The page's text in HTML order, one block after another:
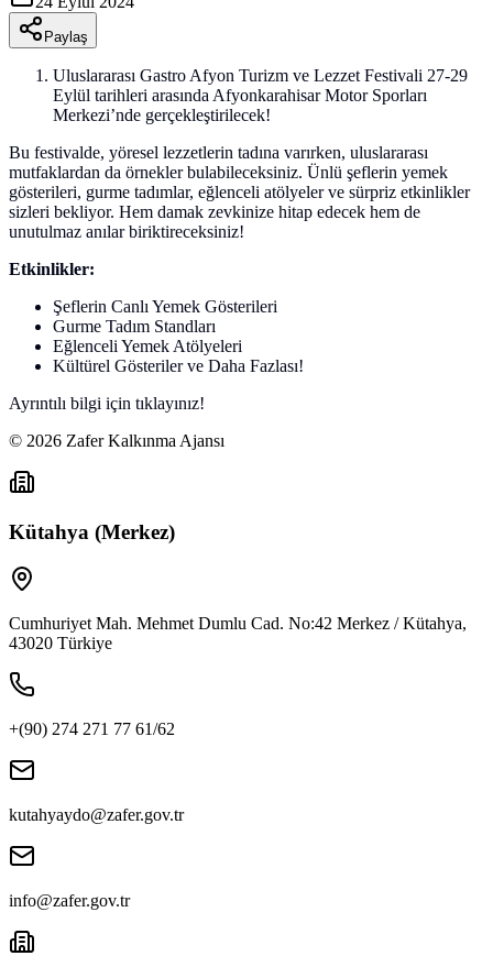
Paylaş
Uluslararası Gastro Afyon Turizm ve Lezzet Festivali 27-29
Eylül tarihleri arasında Afyonkarahisar Motor Sporları
Merkezi’nde gerçekleştirilecek!
Bu festivalde, yöresel lezzetlerin tadına varırken, uluslararası
mutfaklardan da örnekler bulabileceksiniz. Ünlü şeflerin yemek
gösterileri, gurme tadımlar, eğlenceli atölyeler ve sürpriz etkinlikler
sizleri bekliyor. Hem damak zevkinize hitap edecek hem de
unutulmaz anılar biriktireceksiniz!
Etkinlikler:
Şeflerin Canlı Yemek Gösterileri
Gurme Tadım Standları
Eğlenceli Yemek Atölyeleri
Kültürel Gösteriler ve Daha Fazlası!
Ayrıntılı bilgi için tıklayınız!
© 2026 Zafer Kalkınma Ajansı
Kütahya (Merkez)
Cumhuriyet Mah. Mehmet Dumlu Cad. No:42 Merkez / Kütahya,
43020 Türkiye
+(90) 274 271 77 61/62
kutahyaydo@zafer.gov.tr
info@zafer.gov.tr